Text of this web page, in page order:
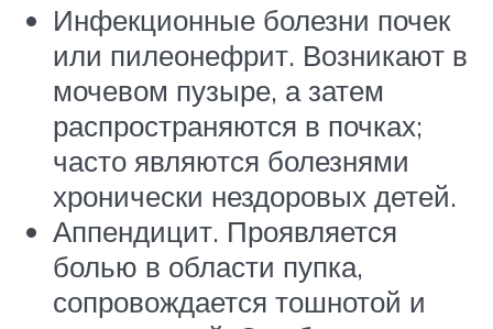
Инфекционные болезни почек
или пилеонефрит. Возникают в
мочевом пузыре, а затем
распространяются в почках;
часто являются болезнями
хронически нездоровых детей.
Аппендицит. Проявляется
болью в области пупка,
сопровождается тошнотой и